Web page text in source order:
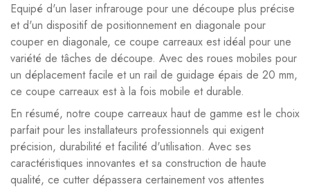
Equipé d'un laser infrarouge pour une découpe plus précise
et d'un dispositif de positionnement en diagonale pour
couper en diagonale, ce coupe carreaux est idéal pour une
variété de tâches de découpe. Avec des roues mobiles pour
un déplacement facile et un rail de guidage épais de 20 mm,
ce coupe carreaux est à la fois mobile et durable.
En résumé, notre coupe carreaux haut de gamme est le choix
parfait pour les installateurs professionnels qui exigent
précision, durabilité et facilité d'utilisation. Avec ses
caractéristiques innovantes et sa construction de haute
qualité, ce cutter dépassera certainement vos attentes